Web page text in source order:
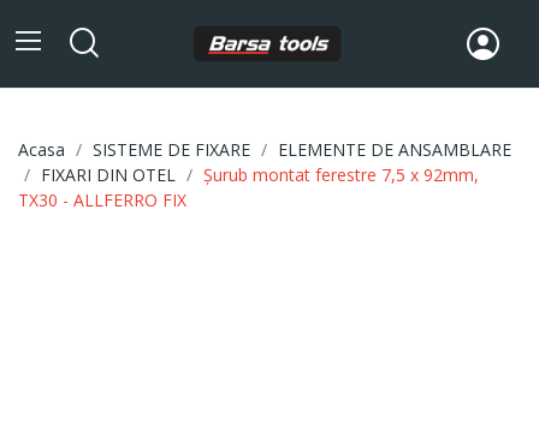
Acasa SISTEME DE FIXARE
ELEMENTE DE ANSAMBLARE
FIXARI DIN OTEL
Șurub montat ferestre 7,5 x 92mm,
TX30 - ALLFERRO FIX